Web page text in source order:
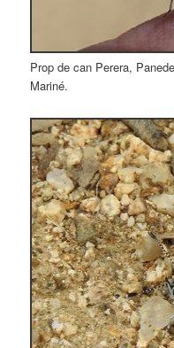
Prop de can Perera,
Mariné.